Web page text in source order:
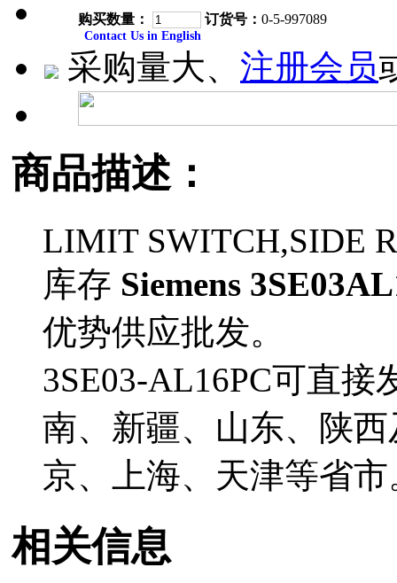
购买数量： 订货号： 0-5-997089
Contact Us in English
采购量大、 注册会员
商品描述：
LIMIT SWITCH,SIDE
库存 Siemens
优势供应批发。
3SE03-AL16PC可直
南、新疆、山东、陕
京、上海、天津等省市
相关信息